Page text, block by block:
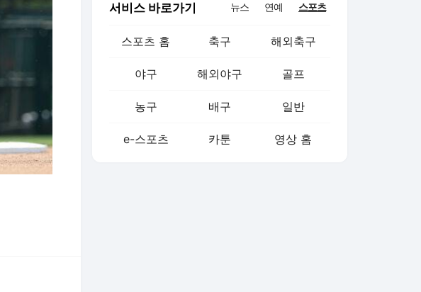
서비스 바로가기 뉴스 연예 스포츠
스포츠 홈 축구 해외축구
야구 해외야구 골프
농구 배구 일반
e-스포츠 카툰 영상 홈